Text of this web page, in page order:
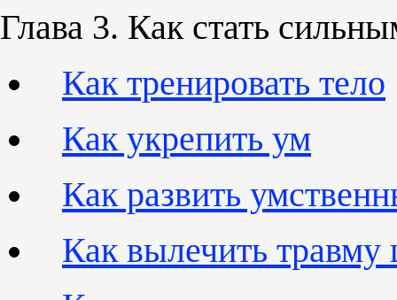
Глава 3. Как стать
Как тренировать тело
Как укрепить ум
Как развить
Как вылечить